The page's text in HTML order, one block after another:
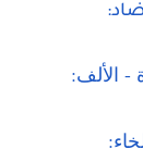
- الألف: